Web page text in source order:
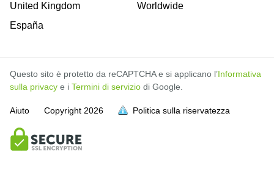
United Kingdom
España
Worldwide
Questo sito è protetto da reCAPTCHA e si applicano l’Informativa
sulla privacy e i Termini di servizio di Google.
Aiuto Copyright 2026 Politica sulla riservatezza